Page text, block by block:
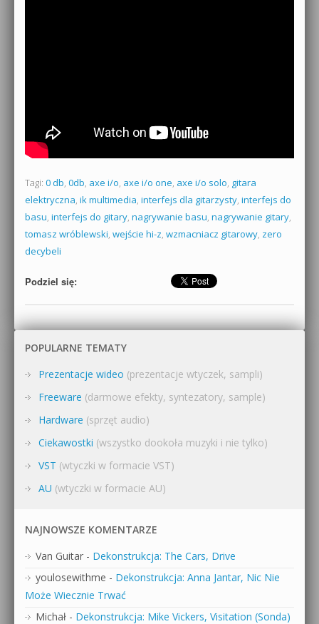
Tagi: 0 db, 0db, axe i/o, axe i/o one, axe i/o solo, gitara
elektryczna, ik multimedia, interfejs dla gitarzysty, interfejs do
basu, interfejs do gitary, nagrywanie basu, nagrywanie gitary,
tomasz wróblewski, wejście hi-z, wzmacniacz gitarowy, zero
decybeli
Podziel się:
POPULARNE TEMATY
Prezentacje wideo (prezentacje wtyczek, sampli)
Freeware (darmowe efekty, syntezatory, sample)
Hardware (sprzęt audio)
Ciekawostki (wszystko dookoła muzyki i nie tylko)
VST (wtyczki w formacie VST)
AU (wtyczki w formacie AU)
NAJNOWSZE KOMENTARZE
Van Guitar - Dekonstrukcja: The Cars, Drive
youlosewithme - Dekonstrukcja: Anna Jantar, Nic Nie
Może Wiecznie Trwać
Michał - Dekonstrukcja: Mike Vickers, Visitation (Sonda)